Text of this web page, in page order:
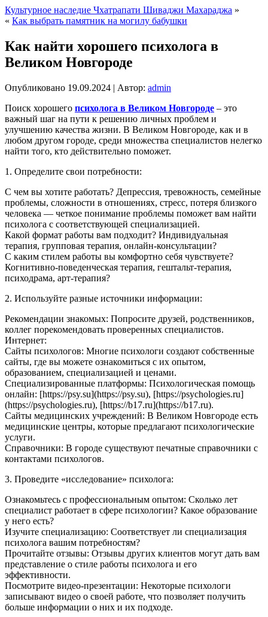
Культурное наследие Чхатрапати Шиваджи Махараджа »
« Как выбрать памятник на могилу бабушки
Как найти хорошего психолога в
Великом Новгороде
Опубликовано 19.09.2024 | Автор: admin
Поиск хорошего психолога в Великом Новгороде – это
важный шаг на пути к решению личных проблем и
улучшению качества жизни. В Великом Новгороде, как и в
любом другом городе, среди множества специалистов нелегко
найти того, кто действительно поможет.
1. Определите свои потребности:
С чем вы хотите работать? Депрессия, тревожность, семейные
проблемы, сложности в отношениях, стресс, потеря близкого
человека — четкое понимание проблемы поможет вам найти
психолога с соответствующей специализацией.
Какой формат работы вам подходит? Индивидуальная
терапия, групповая терапия, онлайн-консультации?
С каким стилем работы вы комфортно себя чувствуете?
Когнитивно-поведенческая терапия, гештальт-терапия,
психодрама, арт-терапия?
2. Используйте разные источники информации:
Рекомендации знакомых: Попросите друзей, родственников,
коллег порекомендовать проверенных специалистов.
Интернет:
Сайты психологов: Многие психологи создают собственные
сайты, где вы можете ознакомиться с их опытом,
образованием, специализацией и ценами.
Специализированные платформы: Психологическая помощь
онлайн: [https://psy.su](https://psy.su), [https://psychologies.ru]
(https://psychologies.ru), [https://b17.ru](https://b17.ru).
Сайты медицинских учреждений: В Великом Новгороде есть
медицинские центры, которые предлагают психологические
услуги.
Справочники: В городе существуют печатные справочники с
контактами психологов.
3. Проведите «исследование» психолога:
Ознакомьтесь с профессиональным опытом: Сколько лет
специалист работает в сфере психологии? Какое образование
у него есть?
Изучите специализацию: Соответствует ли специализация
психолога вашим потребностям?
Прочитайте отзывы: Отзывы других клиентов могут дать вам
представление о стиле работы психолога и его
эффективности.
Посмотрите видео-презентации: Некоторые психологи
записывают видео о своей работе, что позволяет получить
больше информации о них и их подходе.